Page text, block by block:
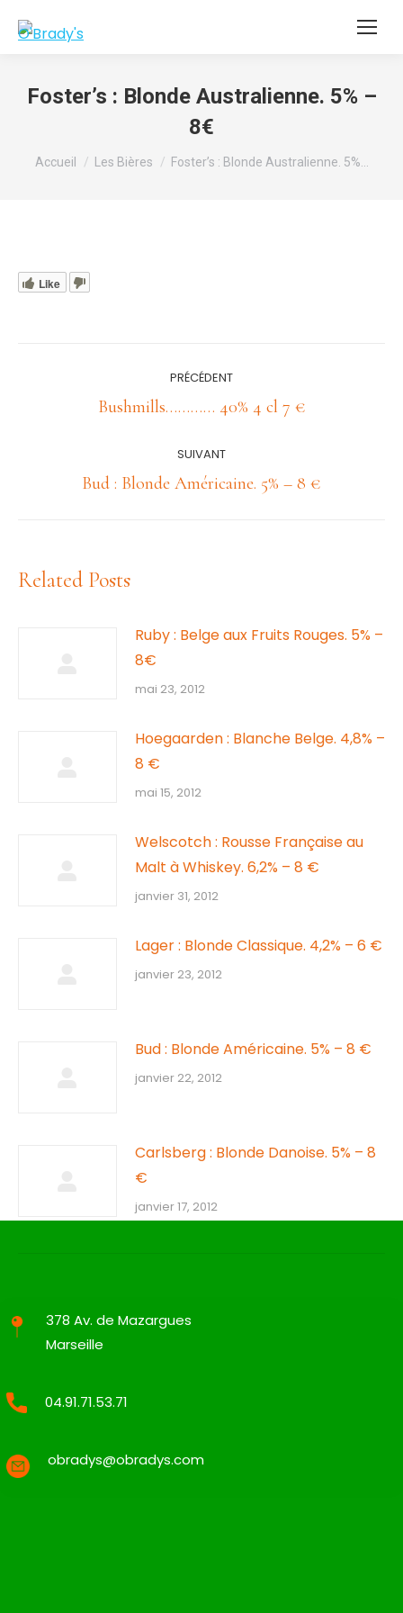
Foster’s : Blonde Australienne. 5% –
8€
Vous êtes ici :
Accueil Les Bières Foster’s : Blonde Australienne. 5%…
Like
PRÉCÉDENT
Article
:
Bushmills………… 40% 4 cl 7 €
SUIVANT
Article
Bud : Blonde Américaine. 5% – 8 €
Related Posts
Ruby : Belge aux Fruits Rouges. 5% –
8€
mai 23, 2012
Hoegaarden : Blanche Belge. 4,8% –
8 €
mai 15, 2012
Welscotch : Rousse Française au
Malt à Whiskey. 6,2% – 8 €
janvier 31, 2012
Lager : Blonde Classique. 4,2% – 6 €
janvier 23, 2012
Bud : Blonde Américaine. 5% – 8 €
janvier 22, 2012
Carlsberg : Blonde Danoise. 5% – 8
€
janvier 17, 2012
378 Av. de Mazargues
Marseille
04.91.71.53.71
obradys@obradys.com